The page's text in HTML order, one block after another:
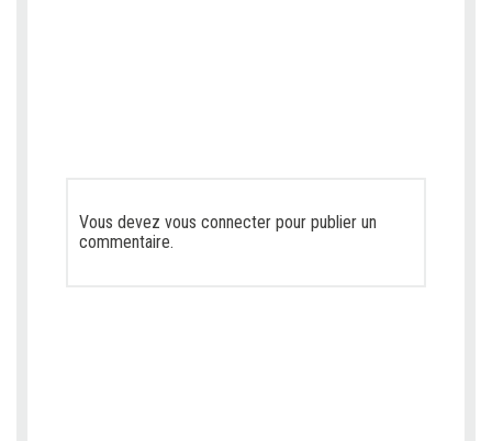
Vous devez vous connecter pour publier un
commentaire.